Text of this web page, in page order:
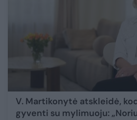
V. Martikonytė atskleidė,
gyventi su mylimuoju: